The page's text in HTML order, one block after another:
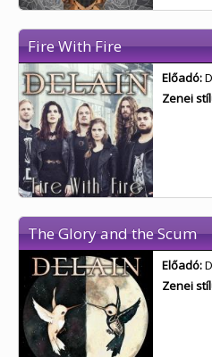
Fire With Fire
Előadó:
Zenei
The Glory and the Scum
Előadó:
Zenei